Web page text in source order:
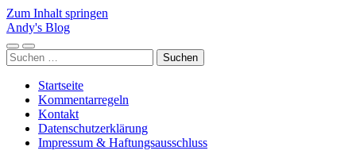
Zum Inhalt springen
Andy's Blog
Mobile-
Menü
Suchfeld
ein-/ausblenden
Suchen
nach:
Startseite
Kommentarregeln
Kontakt
Datenschutzerklärung
Impressum & Haftungsausschluss